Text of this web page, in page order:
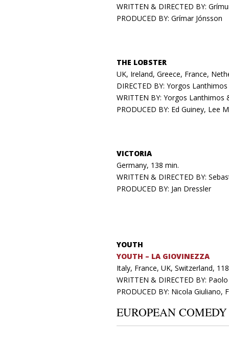
WRITTEN & DIRECTED BY:
PRODUCED BY: Grímar Jónsson
THE LOBSTER
UK, Ireland, Greece, France,
DIRECTED BY: Yorgos
WRITTEN BY: Yorgos
PRODUCED BY: Ed Guiney, Lee
VICTORIA
Germany, 138 min.
WRITTEN & DIRECTED BY:
PRODUCED BY: Jan Dressler
YOUTH
YOUTH – LA GIOVINEZZA
Italy, France, UK, Switzerland,
WRITTEN & DIRECTED BY:
PRODUCED BY: Nicola
EUROPEAN